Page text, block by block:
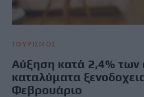
ΤΟΥΡΙΣΜΟΣ
Αύξηση κατά 2,4% των
καταλύματα
Φεβρουάριο